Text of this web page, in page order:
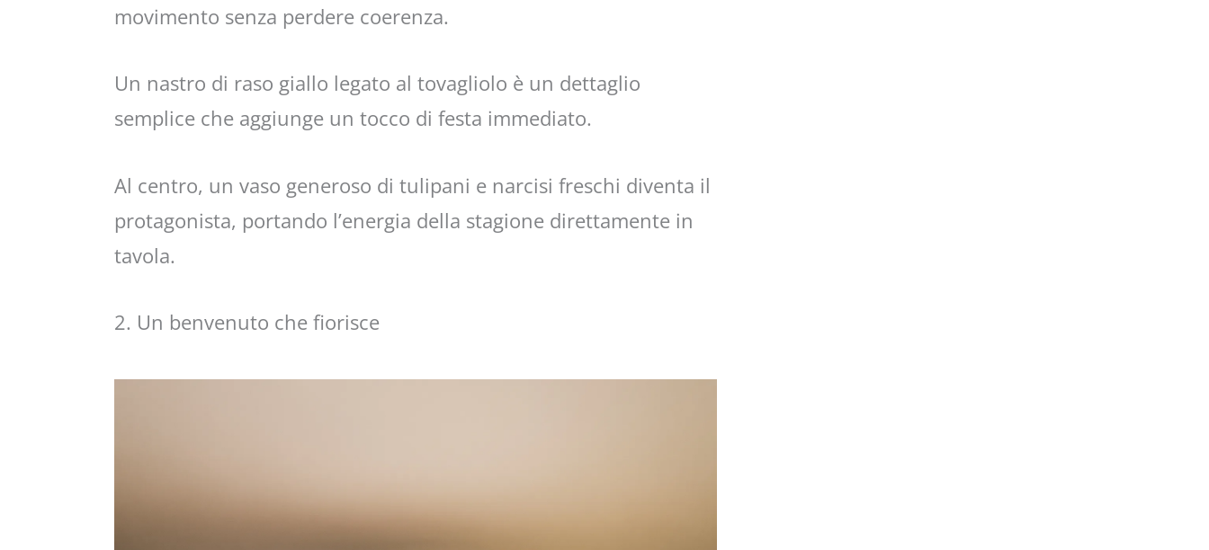
movimento senza perdere coerenza.
Un nastro di raso giallo legato al tovagliolo è un dettaglio
semplice che aggiunge un tocco di festa immediato.
Al centro, un vaso generoso di tulipani e narcisi freschi diventa il
protagonista, portando l’energia della stagione direttamente in
tavola.
2. Un benvenuto che fiorisce